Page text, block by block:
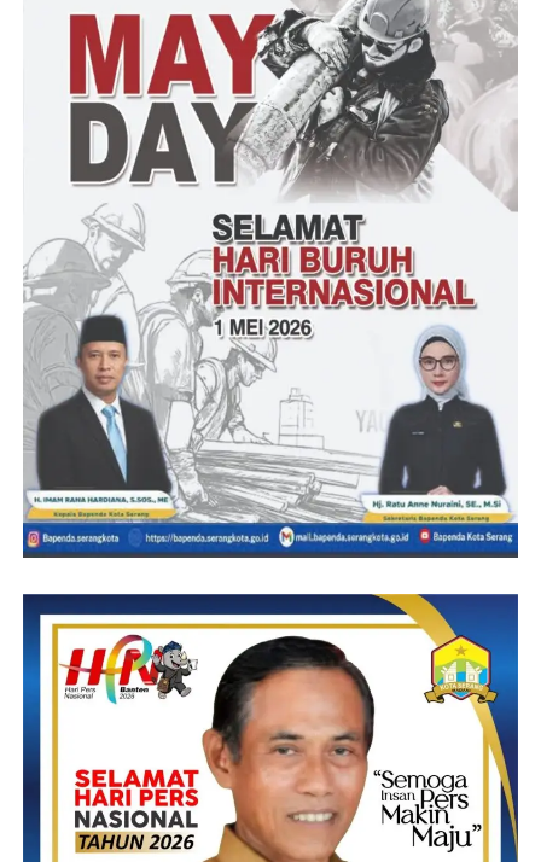
ke Polsek Wonosobo untuk ditindak lanjuti,” jelasnya.
AKP Juniko mengungkapkan, pelaku telah mengakui
perbuatanya melakukan penipuan terhadap korban dan uang
yang ada padanya telah habis dipakai berjudi.
“Uang dari hasil tipu gelap tersebut sudah habis digunakan untuk
permainan judi online jenis slot,” ungkapnya.
Ditambahkannya, saat ini tersangka dan barang bukti ditahan di
Mapolsek Wonosobo, terhadapnya dijerat pasal 372, 378
KUHPidana. “Ancaman maksimal 4 tahun penjara,” tandasnya.
Sementara itu, berdasarkan keterangan tersangka Atep bahwa
setelah uang yang didapatkan habis untuk bermain judi slot, ia
lalu kabur ke Cilegon Banten untuk bersembunyi.
“Setelah uangnya habis, saya kabur ke Cilegon, niatnya pulang
mau ziarah ke makam anak saya,” kata Atep sebelum di
jebloskan ke dalam penjara.